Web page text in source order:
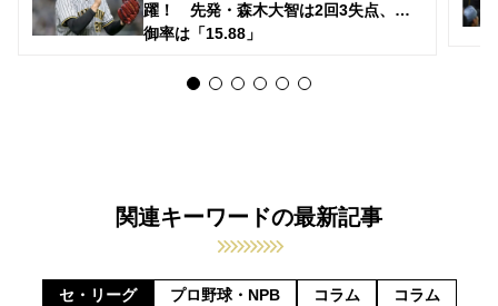
躍！ 先発・森木大智は2回3失点、防
御率は「15.88」
関連キーワードの最新記事
セ・リーグ プロ野球・NPB コラム
コラム